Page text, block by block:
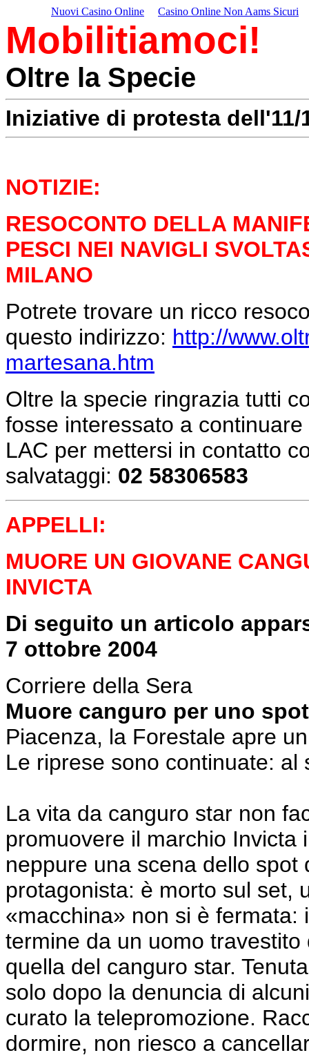
Nuovi Casino Online Casino Online Non Aams Sicuri
Mobilitiamoci!
Oltre la Specie
Iniziative di protesta dell'11/
NOTIZIE:
RESOCONTO DELLA
PESCI NEI NAVIGLI
MILANO
Potrete trovare un ricco
questo indirizzo: http://
martesana.htm
Oltre la specie ringrazia tutti
fosse interessato a
LAC per mettersi in contatto
salvataggi: 02 58306583
APPELLI:
MUORE UN GIOVANE
INVICTA
Di seguito un articolo
7 ottobre 2004
Corriere della Sera
Muore canguro per uno
Piacenza, la Forestale apre
Le riprese sono continuate:
La vita da canguro star non
promuovere il marchio Invicta
neppure una scena dello
protagonista: è morto sul set,
«macchina» non si è
termine da un uomo
quella del canguro star.
solo dopo la denuncia di
curato la telepromozione.
dormire, non riesco a